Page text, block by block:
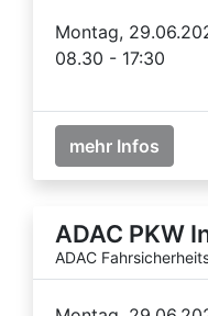
Montag,
08.30 - 17:30
mehr Infos
ADAC PKW
ADAC